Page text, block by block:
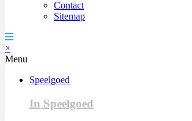
Contact
Sitemap
×
Menu
Speelgoed
In Speelgoed